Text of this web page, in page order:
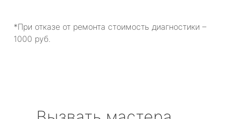
*При отказе от ремонта стоимость диагностики –
1000 руб.